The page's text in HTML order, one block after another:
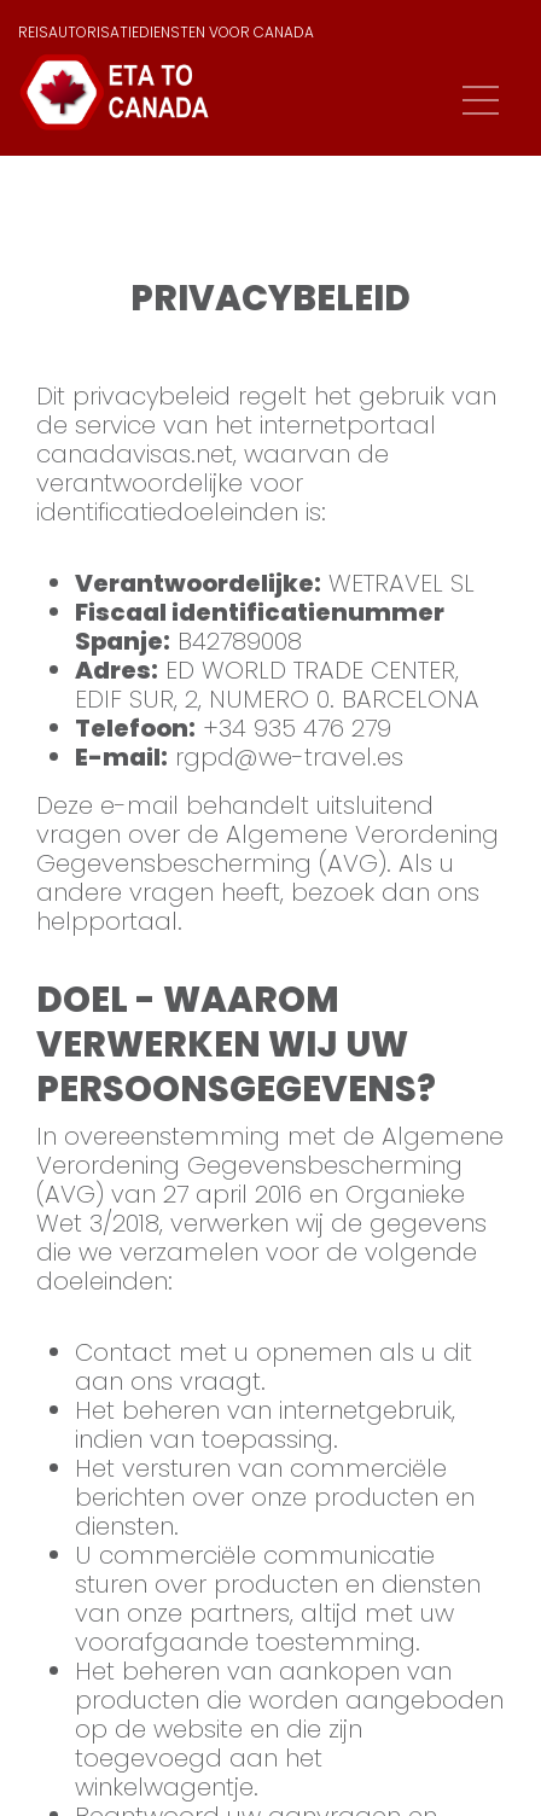
REISAUTORISATIEDIENSTEN VOOR CANADA
PRIVACYBELEID
Dit privacybeleid regelt het gebruik van
de service van het internetportaal
canadavisas.net, waarvan de
verantwoordelijke voor
identificatiedoeleinden is:
Verantwoordelijke: WETRAVEL SL
Fiscaal identificatienummer
Spanje: B42789008
Adres: ED WORLD TRADE CENTER,
EDIF SUR, 2, NUMERO 0. BARCELONA
Telefoon: +34 935 476 279
E-mail: rgpd@we-travel.es
Deze e-mail behandelt uitsluitend
vragen over de Algemene Verordening
Gegevensbescherming (AVG). Als u
andere vragen heeft, bezoek dan ons
helpportaal.
DOEL - WAAROM
VERWERKEN WIJ UW
PERSOONSGEGEVENS?
In overeenstemming met de Algemene
Verordening Gegevensbescherming
(AVG) van 27 april 2016 en Organieke
Wet 3/2018, verwerken wij de gegevens
die we verzamelen voor de volgende
doeleinden:
Contact met u opnemen als u dit
aan ons vraagt.
Het beheren van internetgebruik,
indien van toepassing.
Het versturen van commerciële
berichten over onze producten en
diensten.
U commerciële communicatie
sturen over producten en diensten
van onze partners, altijd met uw
voorafgaande toestemming.
Het beheren van aankopen van
producten die worden aangeboden
op de website en die zijn
toegevoegd aan het
winkelwagentje.